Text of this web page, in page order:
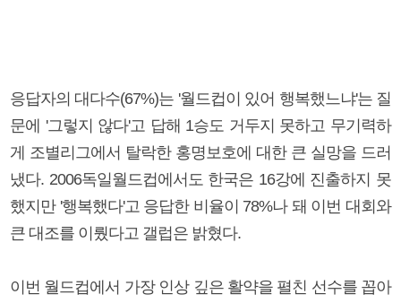
응답자의 대다수(67%)는 '월드컵이 있어 행복했느냐'는 질
문에 '그렇지 않다'고 답해 1승도 거두지 못하고 무기력하
게 조별리그에서 탈락한 홍명보호에 대한 큰 실망을 드러
냈다. 2006독일월드컵에서도 한국은 16강에 진출하지 못
했지만 '행복했다'고 응답한 비율이 78%나 돼 이번 대회와
큰 대조를 이뤘다고 갤럽은 밝혔다.
이번 월드컵에서 가장 인상 깊은 활약을 펼친 선수를 꼽아